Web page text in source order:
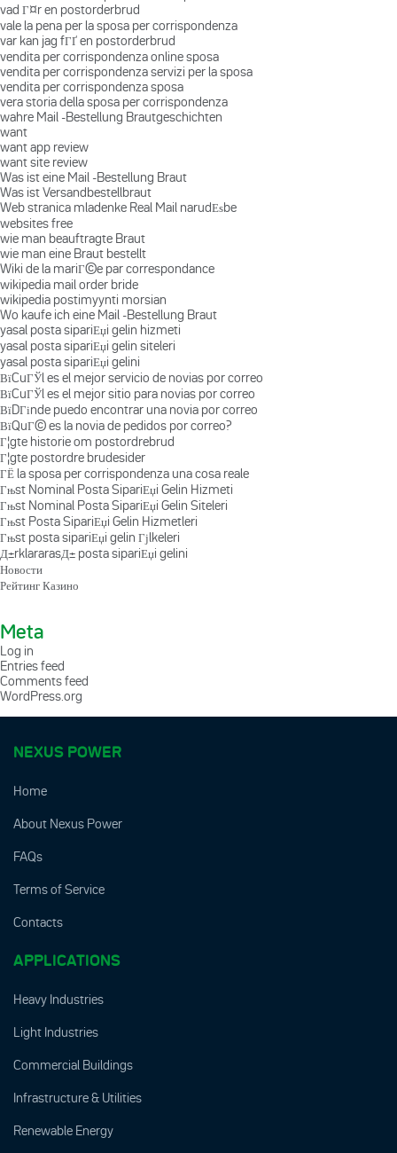
vad Г¤r en postorderbrud
vale la pena per la sposa per corrispondenza
var kan jag fГҐ en postorderbrud
vendita per corrispondenza online sposa
vendita per corrispondenza servizi per la sposa
vendita per corrispondenza sposa
vera storia della sposa per corrispondenza
wahre Mail -Bestellung Brautgeschichten
want
want app review
want site review
Was ist eine Mail -Bestellung Braut
Was ist Versandbestellbraut
Web stranica mladenke Real Mail narudЕѕbe
websites free
wie man beauftragte Braut
wie man eine Braut bestellt
Wiki de la mariГ©e par correspondance
wikipedia mail order bride
wikipedia postimyynti morsian
Wo kaufe ich eine Mail -Bestellung Braut
yasal posta sipariЕџi gelin hizmeti
yasal posta sipariЕџi gelin siteleri
yasal posta sipariЕџi gelini
ВїCuГЎl es el mejor servicio de novias por correo
ВїCuГЎl es el mejor sitio para novias por correo
ВїDГіnde puedo encontrar una novia por correo
ВїQuГ© es la novia de pedidos por correo?
Г¦gte historie om postordrebrud
Г¦gte postordre brudesider
ГЁ la sposa per corrispondenza una cosa reale
Гњst Nominal Posta SipariЕџi Gelin Hizmeti
Гњst Nominal Posta SipariЕџi Gelin Siteleri
Гњst Posta SipariЕџi Gelin Hizmetleri
Гњst posta sipariЕџi gelin Гјlkeleri
Д±rklararasД± posta sipariЕџi gelini
Новости
Рейтинг Казино
Meta
Log in
Entries feed
Comments feed
WordPress.org
NEXUS POWER
Home
About Nexus Power
FAQs
Terms of Service
Contacts
APPLICATIONS
Heavy Industries
Light Industries
Commercial Buildings
Infrastructure & Utilities
Renewable Energy